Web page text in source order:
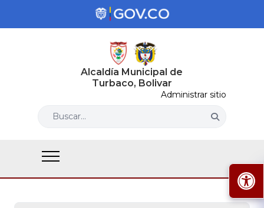
Alcaldía Municipal de
Turbaco, Bolivar
Administrar sitio
Buscar...